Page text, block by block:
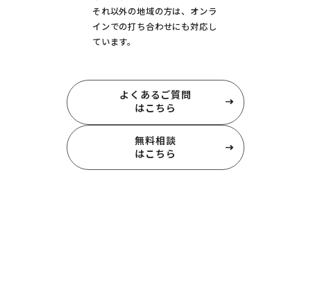
それ以外の地域の方は、オンラ
インでの打ち合わせにも対応し
ています。
よくあるご質問
はこちら
無料相談
はこちら